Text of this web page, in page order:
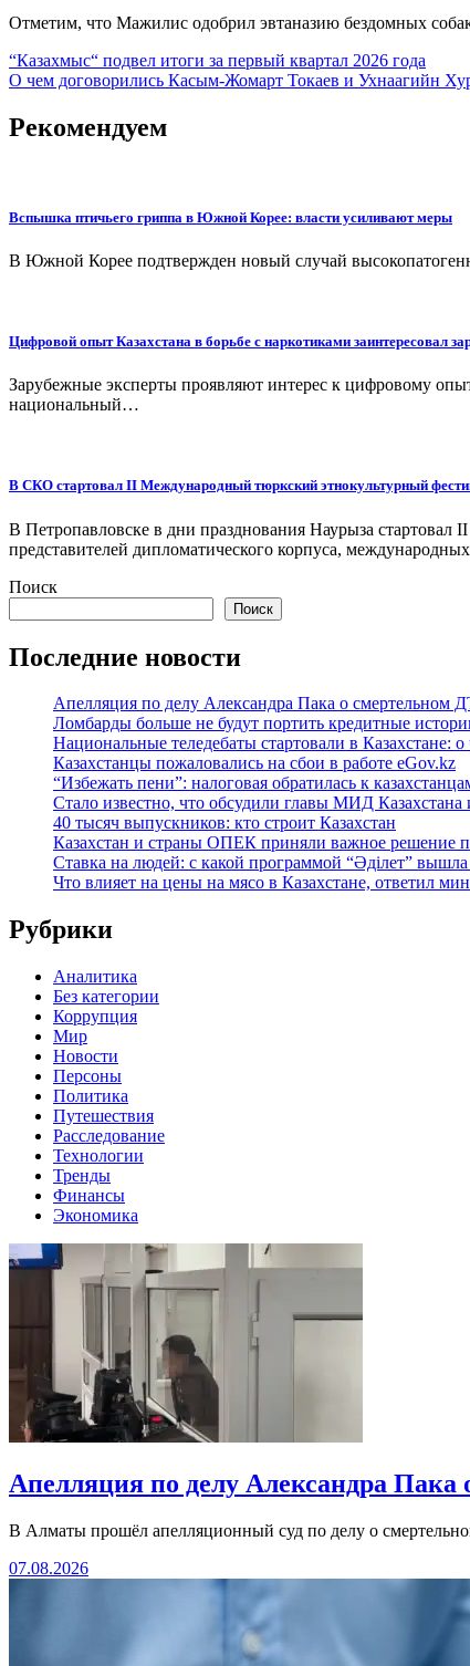
Отметим, что Мажилис одобрил эвтаназию бездомных
Навигация
по
записям
“Казахмыс“ подвел итоги за первый квартал 2026 года
О чем договорились Касым-Жомарт Токаев и Ухнаагийн
Рекомендуем
Вспышка птичьего гриппа в Южной Корее: власти усиливают меры
В Южной Корее подтвержден новый случай
Цифровой опыт Казахстана в борьбе с наркотиками заинтересовал
Зарубежные эксперты проявляют интерес к цифровому
национальный…
В СКО стартовал II Международный тюркский этнокультурный
В Петропавловске в дни празднования Наурыза
представителей дипломатического корпуса,
Поиск
Поиск
Последние новости
Апелляция по делу Александра Пака о смертельном
Ломбарды больше не будут портить кредитные
Национальные теледебаты стартовали в Казахстане:
Казахстанцы пожаловались на сбои в работе eGov.kz
“Избежать пени”: налоговая обратилась к
Стало известно, что обсудили главы МИД
40 тысяч выпускников: кто строит Казахстан
Казахстан и страны ОПЕК приняли важное решение
Ставка на людей: с какой программой “Әділет”
Что влияет на цены на мясо в Казахстане, ответил
Рубрики
Аналитика
Без категории
Коррупция
Мир
Новости
Персоны
Политика
Путешествия
Расследование
Технологии
Тренды
Финансы
Экономика
Апелляция по делу Александра
В Алматы прошёл апелляционный суд по делу о
07.08.2026